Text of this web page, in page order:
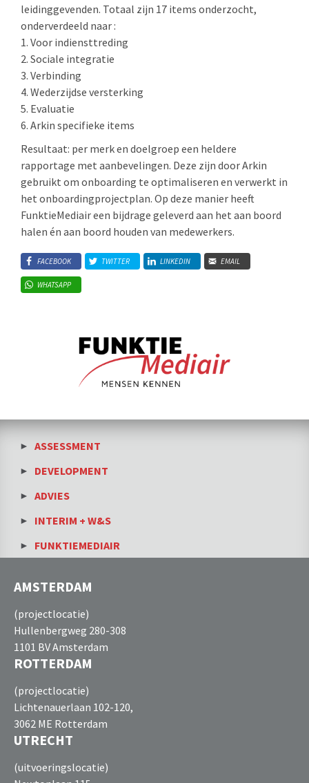
leidinggevenden. Totaal zijn 17 items onderzocht,
onderverdeeld naar :
1. Voor indiensttreding
2. Sociale integratie
3. Verbinding
4. Wederzijdse versterking
5. Evaluatie
6. Arkin specifieke items
Resultaat: per merk en doelgroep een heldere
rapportage met aanbevelingen. Deze zijn door Arkin
gebruikt om onboarding te optimaliseren en verwerkt in
het onboardingprojectplan. Op deze manier heeft
FunktieMediair een bijdrage geleverd aan het aan boord
halen én aan boord houden van medewerkers.
FACEBOOK TWITTER LINKEDIN EMAIL
WHATSAPP
ASSESSMENT
DEVELOPMENT
ADVIES
INTERIM + W&S
FUNKTIEMEDIAIR
AMSTERDAM
(projectlocatie)
Hullenbergweg 280-308
1101 BV Amsterdam
ROTTERDAM
(projectlocatie)
Lichtenauerlaan 102-120,
3062 ME Rotterdam
UTRECHT
(uitvoeringslocatie)